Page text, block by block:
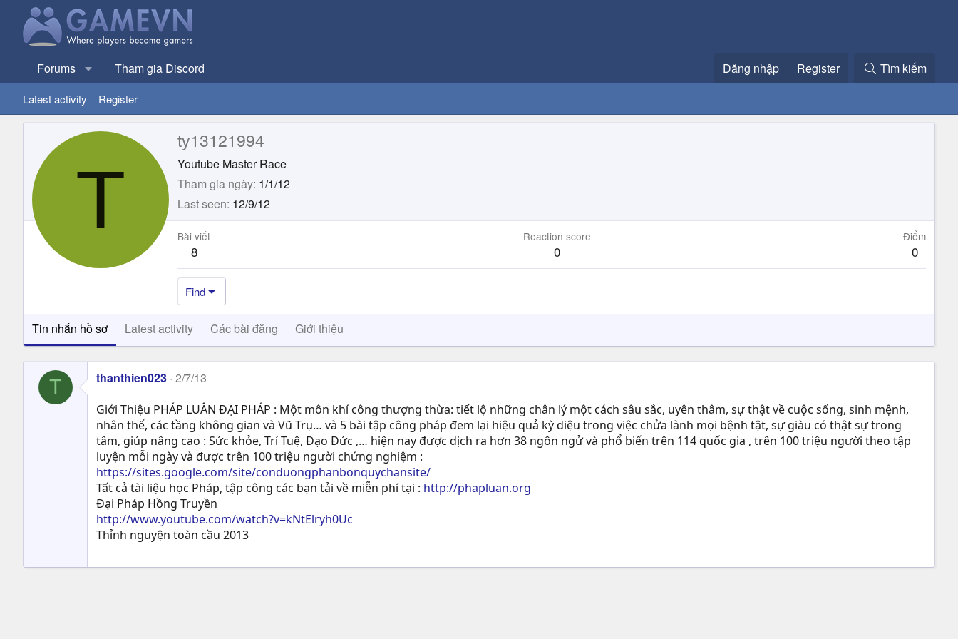
Forums Tham gia Discord Đăng nhập Register Tìm kiếm
Latest activity Register
T
ty13121994
Youtube Master Race
Tham gia ngày 1/1/12
Last seen 12/9/12
Bài viết
8
Reaction score
0
Điểm
0
Find
Tin nhắn hồ sơ Latest activity Các bài đăng Giới thiệu
T thanthien023 2/7/13
Giới Thiệu PHÁP LUÂN ĐẠI PHÁP : Một môn khí công thượng thừa: tiết lộ những chân lý một cách sâu sắc, uyên thâm, sự thật về cuộc sống, sinh mệnh,
nhân thể, các tầng không gian và Vũ Trụ… và 5 bài tập công pháp đem lại hiệu quả kỳ diệu trong việc chửa lành mọi bệnh tật, sự giàu có thật sự trong
tâm, giúp nâng cao : Sức khỏe, Trí Tuệ, Ðạo Ðức ,… hiện nay được dịch ra hơn 38 ngôn ngử và phổ biến trên 114 quốc gia , trên 100 triệu người theo tập
luyện mỗi ngày và được trên 100 triệu người chứng nghiệm :
https://sites.google.com/site/conduongphanbonquychansite/
Tất cả tài liệu học Pháp, tập công các bạn tải về miễn phí tại : http://phapluan.org
Đại Pháp Hồng Truyền
http://www.youtube.com/watch?v=kNtElryh0Uc
Thỉnh nguyện toàn cầu 2013